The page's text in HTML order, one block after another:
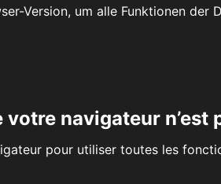
Version, um alle Funktionen der
navigateur n’est
pour utiliser toutes les